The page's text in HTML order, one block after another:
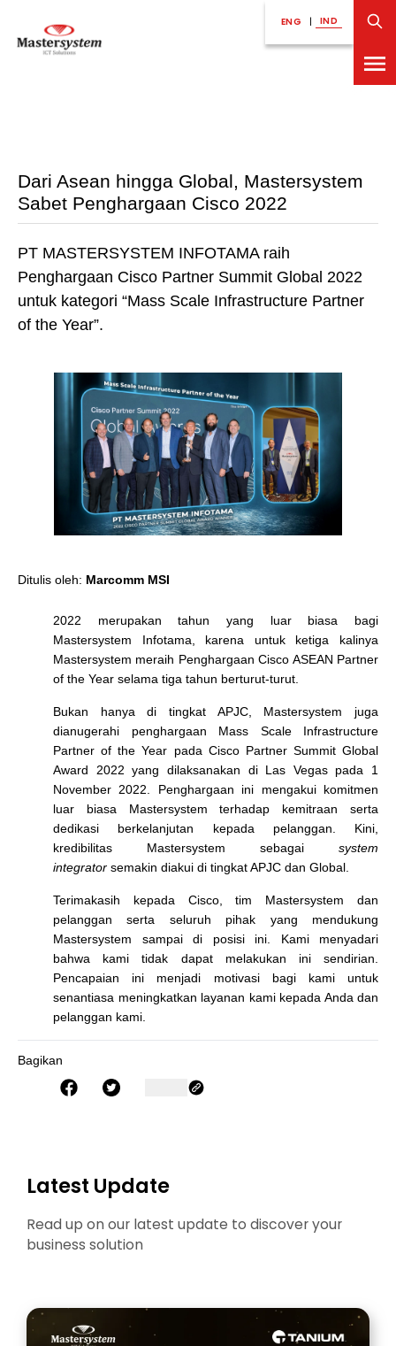
ENG | IND
Dari Asean hingga Global, Mastersystem
Sabet Penghargaan Cisco 2022
PT MASTERSYSTEM INFOTAMA raih
Penghargaan Cisco Partner Summit Global 2022
untuk kategori “Mass Scale Infrastructure Partner
of the Year”.
Ditulis oleh: Marcomm MSI
2022 merupakan tahun yang luar biasa bagi
Mastersystem Infotama, karena untuk ketiga kalinya
Mastersystem meraih PenghargaanCisco ASEAN Partner
of the Year selama tiga tahun berturut-turut.
Bukan hanya di tingkat APJC, Mastersystem juga
dianugerahi penghargaan Mass Scale Infrastructure
Partner of the Year pada Cisco Partner Summit Global
Award 2022 yang dilaksanakan di Las Vegas pada 1
November 2022. Penghargaan ini mengakui komitmen
luar biasa Mastersystem terhadap kemitraan serta
dedikasi berkelanjutan kepada pelanggan. Kini,
kredibilitas Mastersystem sebagai system
integrator semakin diakui di tingkat APJC dan Global.
Terimakasih kepada Cisco, tim Mastersystem dan
pelanggan serta seluruh pihak yang mendukung
Mastersystem sampai di posisi ini. Kami menyadari
bahwa kami tidak dapat melakukan ini sendirian.
Pencapaian ini menjadi motivasi bagi kami untuk
senantiasa meningkatkan layanan kami kepada Anda dan
pelanggan kami.
Bagikan
Latest Update
Read up on our latest update to discover your
business solution